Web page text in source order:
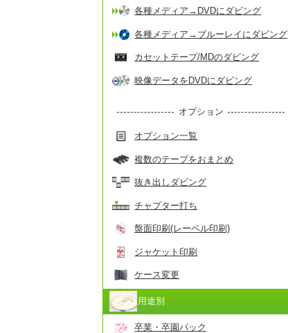
各種メディア→DVDにダビング
各種メディア→ブルーレイにダビング
カセットテープ/MDのダビング
映像データをDVDにダビング
オプション
オプション一覧
複数のテープをおまとめ
抜き出しダビング
チャプター打ち
盤面印刷(レーベル印刷)
ジャケット印刷
ケース変更
用途別
卒業・卒園パック